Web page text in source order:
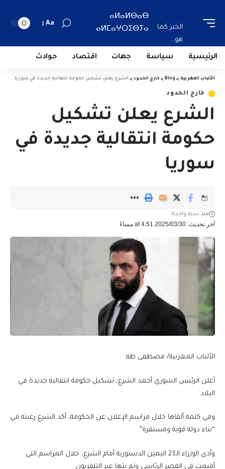
الخبر كما
هو...
ⴰⵍⴰⵍⴱⴰⴱ
ⴰⵍⵎⴰⵖⵔⵉⴱⵢⴰ
Aa
الرئيسية سياسة جهات اقتصاد حوادث
الألباب المغربية >
Blog
> خارج الحدود > الشرع يعلن تشكيل حكومة انتقالية جديدة في سوريا
خارج الحدود
الشرع يعلن تشكيل
حكومة انتقالية جديدة في
سوريا
آخر تحديث: 2025/03/30 at 4:51 مساءً
منذ سنة واحدة
الألباب المغربية/ مصطفى طه
أعلن الرئيس السوري أحمد الشرع، تشكيل حكومة انتقالية جديدة في
البلاد.
وفي كلمة ألقاها خلال مراسم الإعلان عن الحكومة، أكد الشرع رغبته في
“بناء دولة قوية ومستقرة”.
وأدى الوزراء الـ23 اليمين الدستورية أمام الشرع، خلال المراسم التي
أقيمت في القصر الرئاسي وتم بثها عبر التلفزيون.